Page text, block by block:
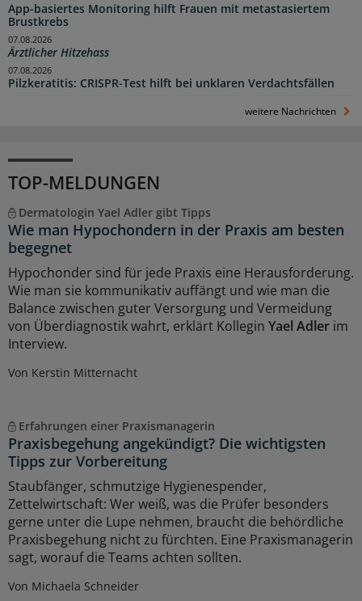
App-basiertes Monitoring hilft Frauen mit metastasiertem
Brustkrebs
Ärztlicher Hitzehass
07.08.2026
Pilzkeratitis: CRISPR-Test hilft bei unklaren Verdachtsfällen
07.08.2026
weitere Nachrichten
TOP-MELDUNGEN
Dermatologin Yael Adler gibt Tipps
Wie man Hypochondern in der Praxis am besten
begegnet
Hypochonder sind für jede Praxis eine Herausforderung.
Wie man sie kommunikativ auffängt und wie man die
Balance zwischen guter Versorgung und Vermeidung
von Überdiagnostik wahrt, erklärt Kollegin Yael Adler im
Interview.
Von Kerstin Mitternacht
Erfahrungen einer Praxismanagerin
Praxisbegehung angekündigt? Die wichtigsten
Tipps zur Vorbereitung
Staubfänger, schmutzige Hygienespender,
Zettelwirtschaft: Wer weiß, was die Prüfer besonders
gerne unter die Lupe nehmen, braucht die behördliche
Praxisbegehung nicht zu fürchten. Eine Praxismanagerin
sagt, worauf die Teams achten sollten.
Von Michaela Schneider